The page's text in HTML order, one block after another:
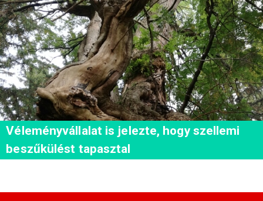
Véleményvállalat is jelezte, hogy szellemi
beszűkülést tapasztal